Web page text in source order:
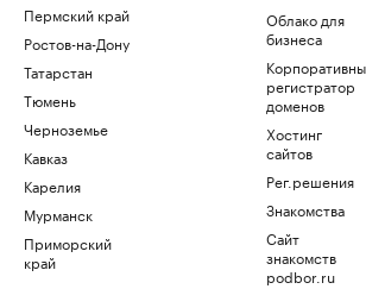
Пермский край
Ростов-на-Дону
Татарстан
Тюмень
Черноземье
Кавказ
Карелия
Мурманск
Приморский
край
Облако для
бизнеса
регистратор
доменов
Хостинг
сайтов
Рег.решения
Знакомства
Сайт
знакомств
podbor.ru